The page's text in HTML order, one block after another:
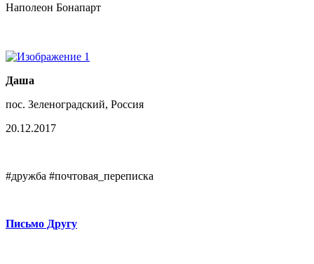
Наполеон Бонапарт
Даша
пос. Зеленоградский, Россия
20.12.2017
#дружба #почтовая_переписка
Письмо Другу